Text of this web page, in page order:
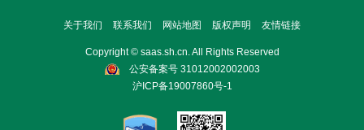
关于我们 联系我们 网站地图 版权声明 友情链接
Copyright © saas.sh.cn. All Rights Reserved
公安备案号 31012002002003
沪ICP备19007860号-1